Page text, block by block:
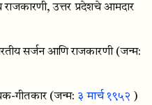
उत्तर प्रदेशचे आमदार
सर्जन आणि राजकारणी (जन्म:
गीतकार (जन्म: ३ मार्च १९५२ )